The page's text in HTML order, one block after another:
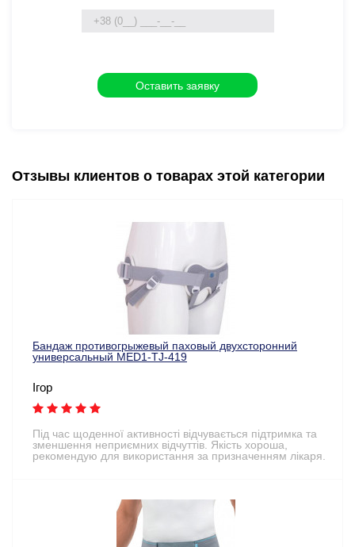
Отзывы клиентов о товарах этой категории
Бандаж противогрыжевый паховый двухсторонний
универсальный MED1-TJ-419
Ігор
Під час щоденної активності відчувається підтримка та
зменшення неприємних відчуттів. Якість хороша,
рекомендую для використання за призначенням лікаря.